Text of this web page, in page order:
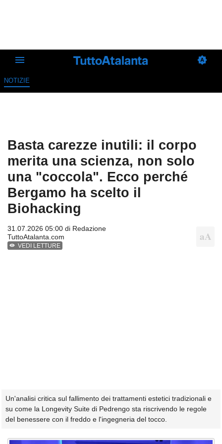
NOTIZIE
Basta carezze inutili: il corpo
merita una scienza, non solo
una "coccola". Ecco perché
Bergamo ha scelto il
Biohacking
31.07.2026 05:00 di Redazione
TuttoAtalanta.com
VEDI LETTURE
Un'analisi critica sul fallimento dei trattamenti estetici tradizionali e
su come la Longevity Suite di Pedrengo sta riscrivendo le regole
del benessere con il freddo e l'ingegneria del tocco.